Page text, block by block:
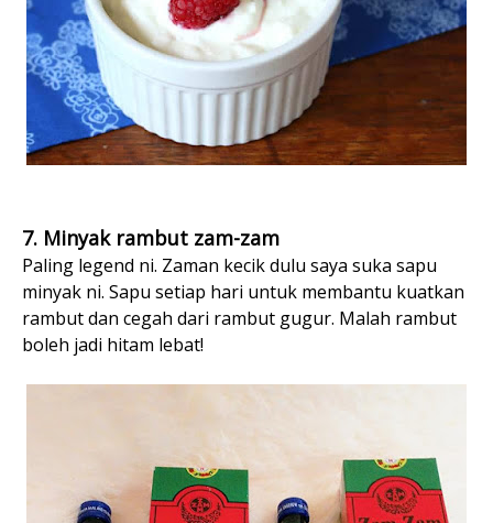
7. Minyak rambut zam-zam
Paling legend ni. Zaman kecik dulu saya suka sapu
minyak ni. Sapu setiap hari untuk membantu kuatkan
rambut dan cegah dari rambut gugur. Malah rambut
boleh jadi hitam lebat!